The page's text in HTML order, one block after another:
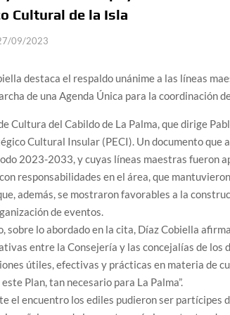
Cultural de la Isla
09/2023
destaca el respaldo unánime a las líneas
de una Agenda Única para la coordinación
Cultura del Cabildo de La Palma, que dirige
Cultural Insular (PECI). Un documento que
2023-2033, y cuyas líneas maestras fueron
responsabilidades en el área, que
además, se mostraron favorables a la
de eventos.
sobre lo abordado en la cita, Díaz Cobiella
entre la Consejería y las concejalías de
útiles, efectivas y prácticas en materia de
Plan, tan necesario para La Palma”.
el encuentro los ediles pudieron ser partícipes